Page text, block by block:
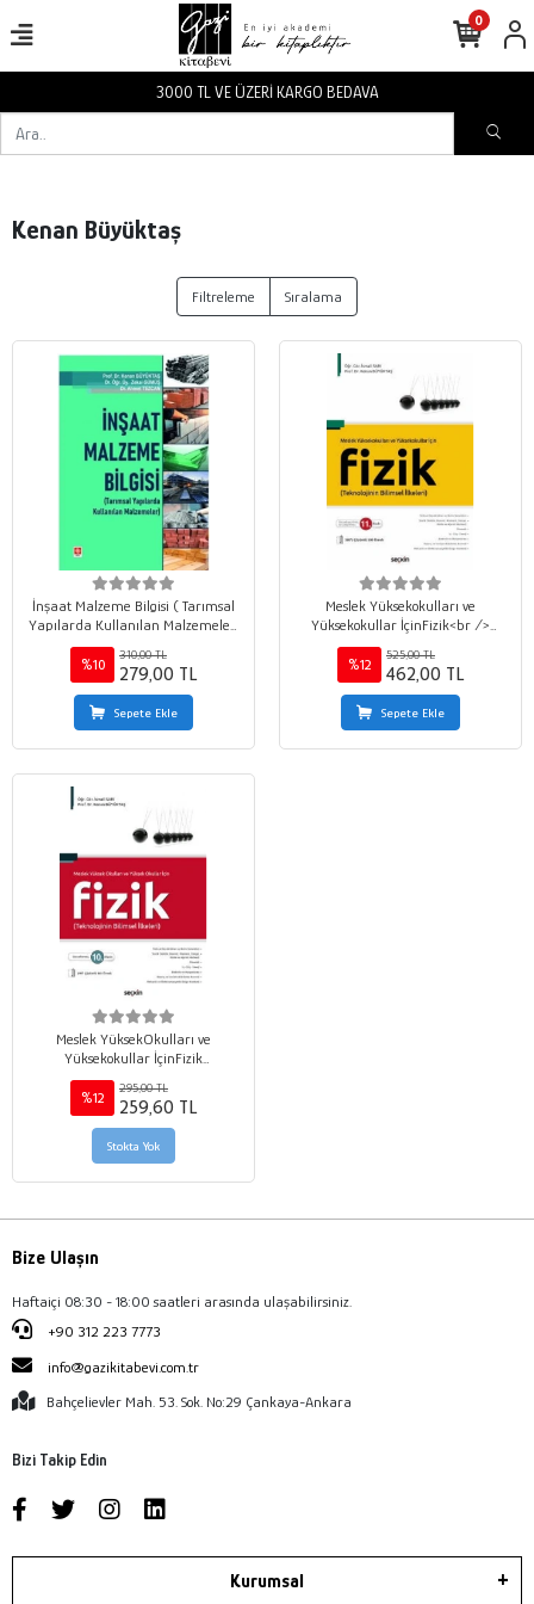
3000 TL VE ÜZERİ KARGO BEDAVA
0
Kenan Büyüktaş
Filtreleme Sıralama
İnşaat Malzeme Bilgisi ( Tarımsal
Yapılarda Kullanılan Malzemeleri
) Kenan Büyüktaş
%10
310,00 TL
279,00 TL
Sepete Ekle
Meslek Yüksekokulları ve
Yüksekokullar İçinFizik<br />
Teknolojinin Bilimsel İlkeleri
%12
525,00 TL
462,00 TL
Sepete Ekle
Meslek YüksekOkulları ve
Yüksekokullar İçinFizik
&#40;Teknolojinin Bilimsel
İlkeleri&#41;
%12
295,00 TL
259,60 TL
Stokta Yok
Bize Ulaşın
Haftaiçi 08:30 - 18:00 saatleri arasında ulaşabilirsiniz.
+90 312 223 7773
info@gazikitabevi.com.tr
Bahçelievler Mah. 53. Sok. No:29 Çankaya-Ankara
Bizi Takip Edin
Kurumsal